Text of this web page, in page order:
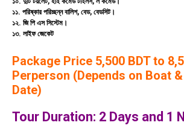
১১. পরিষ্কার পরিচ্ছন্ন বালিশ, বেড, বেডসিট।
১২. জি পি এস সিস্টেম।
১৩. লাইফ জেকেট
Package Price 5,500 BDT to
Perperson (Depends on Boat
Date)
Tour Duration: 2 Days and 1